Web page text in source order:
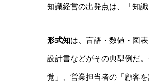
知識経営の出発点は、「知
形式知は、言語・数値・図
設計書などがその典型例だ。
覚」、営業担当者の「顧客